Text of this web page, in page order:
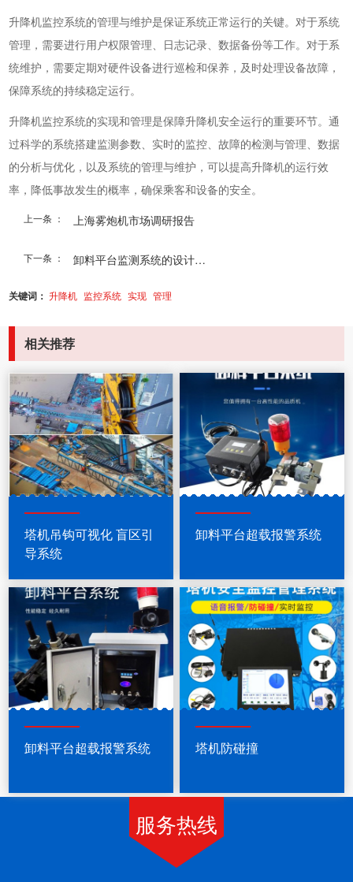
升降机监控系统的管理与维护是保证系统正常运行的关键。对于系统
管理，需要进行用户权限管理、日志记录、数据备份等工作。对于系
统维护，需要定期对硬件设备进行巡检和保养，及时处理设备故障，
保障系统的持续稳定运行。
升降机监控系统的实现和管理是保障升降机安全运行的重要环节。通
过科学的系统搭建监测参数、实时的监控、故障的检测与管理、数据
的分析与优化，以及系统的管理与维护，可以提高升降机的运行效
率，降低事故发生的概率，确保乘客和设备的安全。
上一条 ： 上海雾炮机市场调研报告
下一条 ： 卸料平台监测系统的设计与实施
关键词：升降机 监控系统 实现 管理
相关推荐
塔机吊钩可视化 盲区引
导系统
卸料平台超载报警系统
卸料平台超载报警系统 塔机防碰撞
服务热线